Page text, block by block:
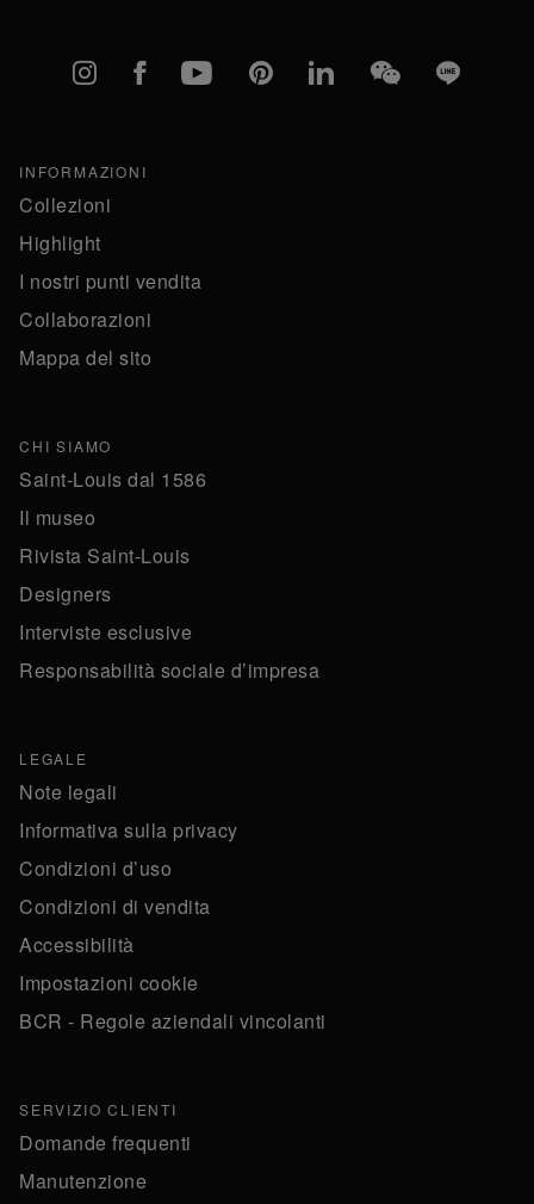
Instagram
FacebookYouTubePinterestlinkedInWeChatLine
INFORMAZIONI
Collezioni
Highlight
I nostri punti vendita
Collaborazioni
Mappa del sito
CHI SIAMO
Saint-Louis dal 1586
Il museo
Rivista Saint-Louis
Designers
Interviste esclusive
Responsabilità sociale d’impresa
LEGALE
Note legali
Informativa sulla privacy
Condizioni d’uso
Condizioni di vendita
Accessibilità
Impostazioni cookie
BCR - Regole aziendali vincolanti
SERVIZIO CLIENTI
Domande frequenti
Manutenzione